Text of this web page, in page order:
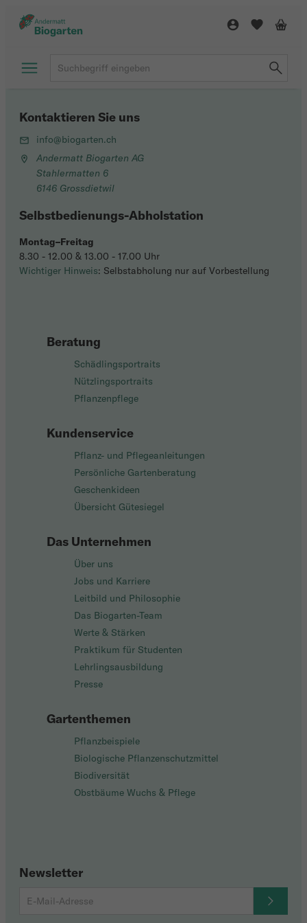
Beratung
Schädlingsportraits
Nützlingsportraits
Pflanzenpflege
Kundenservice
Pflanz- und Pflegeanleitungen
Persönliche Gartenberatung
Geschenkideen
Übersicht Gütesiegel
Das Unternehmen
Über uns
Jobs und Karriere
Leitbild und Philosophie
Das Biogarten-Team
Werte & Stärken
Praktikum für Studenten
Lehrlingsausbildung
Presse
Gartenthemen
Pflanzbeispiele
Biologische Pflanzenschutzmittel
Biodiversität
Obstbäume Wuchs & Pflege
Newsletter
Kontaktieren Sie uns
info@biogarten.ch
Andermatt Biogarten AG
Stahlermatten 6
6146 Grossdietwil
Selbstbedienungs-Abholstation
Montag–Freitag
8.30 - 12.00 & 13.00 - 17.00 Uhr
Wichtiger Hinweis: Selbstabholung nur auf Vorbestellung